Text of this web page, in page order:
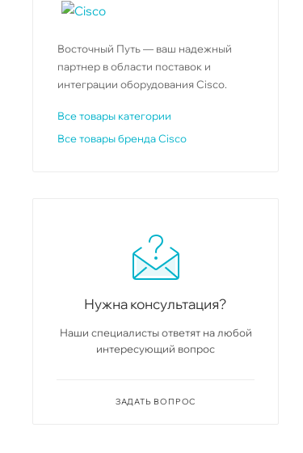
Восточный Путь — ваш надежный
партнер в области поставок и
интеграции оборудования Cisco.
Все товары категории
Все товары бренда Cisco
Нужна консультация?
Наши специалисты ответят на любой
интересующий вопрос
ЗАДАТЬ ВОПРОС